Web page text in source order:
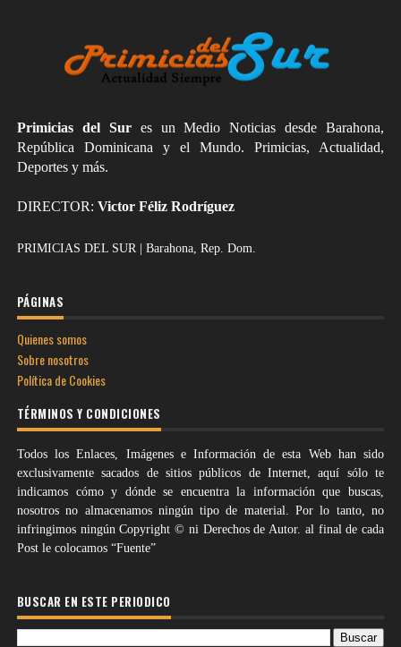
Primicias del Sures un Medio Noticias desde Barahona,
República Dominicana y el Mundo. Primicias, Actualidad,
Deportes y más.
DIRECTOR: Victor Féliz Rodríguez
PRIMICIAS DEL SUR | Barahona, Rep. Dom.
PÁGINAS
Quienes somos
Sobre nosotros
Política de Cookies
TÉRMINOS Y CONDICIONES
Todos los Enlaces, Imágenes e Información de esta Web han sido
exclusivamente sacados de sitios públicos de Internet, aquí sólo te
indicamos cómo y dónde se encuentra la información que buscas,
nosotros no almacenamos ningún tipo de material. Por lo tanto, no
infringimos ningún Copyright © ni Derechos de Autor. al final de cada
Post le colocamos “Fuente”
BUSCAR EN ESTE PERIODICO